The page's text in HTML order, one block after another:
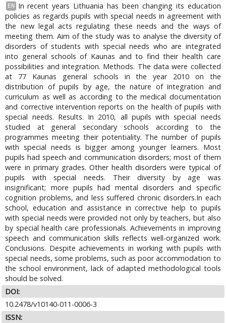
EN
In recent years Lithuania has been changing its education
policies as regards pupils with special needs in agreement with
the new legal acts regulating these needs and the ways of
meeting them. Aim of the study was to analyse the diversity of
disorders of students with special needs who are integrated
into general schools of Kaunas and to find their health care
possibilities and integration. Methods. The data were collected
at 77 Kaunas general schools in the year 2010 on the
distribution of pupils by age, the nature of integration and
curriculum as well as according to the medical documentation
and corrective intervention reports on the health of pupils with
special needs. Results. In 2010, all pupils with special needs
studied at general secondary schools according to the
programmes meeting their potentiality. The number of pupils
with special needs is bigger among younger learners. Most
pupils had speech and communication disorders; most of them
were in primary grades. Other health disorders were typical of
pupils with special needs. Their diversity by age was
insignificant; more pupils had mental disorders and specific
cognition problems, and less suffered chronic disorders.In each
school, education and assistance in corrective help to pupils
with special needs were provided not only by teachers, but also
by special health care professionals. Achievements in improving
speech and communication skills reflects well-organized work.
Conclusions. Despite achievements in working with pupils with
special needs, some problems, such as poor accommodation to
the school environment, lack of adapted methodological tools
should be solved.
DOI:
10.2478/v10140-011-0006-3
ISSN: